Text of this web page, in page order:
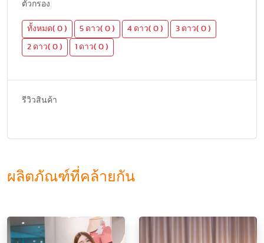
ตัวกรอง
ทั้งหมด( 0 ) 5 ดาว( 0 ) 4 ดาว( 0 ) 3 ดาว( 0 )
2 ดาว( 0 ) 1 ดาว( 0 )
รีวิวสินค้า
ผลิตภัณฑ์ที่คล้ายกัน